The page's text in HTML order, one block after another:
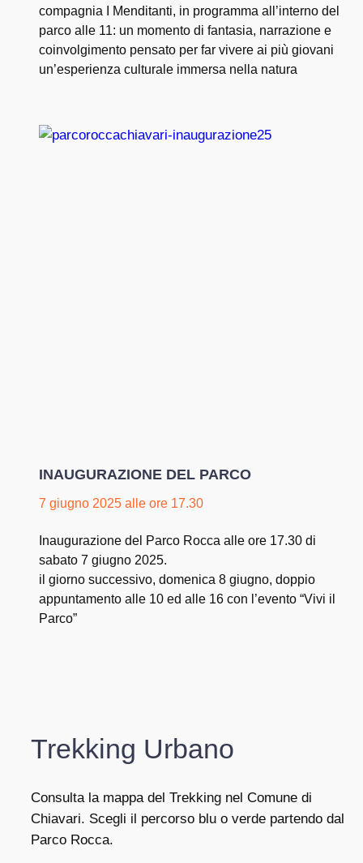
compagnia I Menditanti, in programma all’interno del
parco alle 11: un momento di fantasia, narrazione e
coinvolgimento pensato per far vivere ai più giovani
un’esperienza culturale immersa nella natura
INAUGURAZIONE DEL PARCO
7 giugno 2025 alle ore 17.30
Inaugurazione del Parco Rocca alle ore 17.30 di
sabato 7 giugno 2025.
il giorno successivo, domenica 8 giugno, doppio
appuntamento alle 10 ed alle 16 con l’evento “Vivi il
Parco”
Trekking Urbano
Consulta la mappa del Trekking nel Comune di
Chiavari. Scegli il percorso blu o verde partendo dal
Parco Rocca.